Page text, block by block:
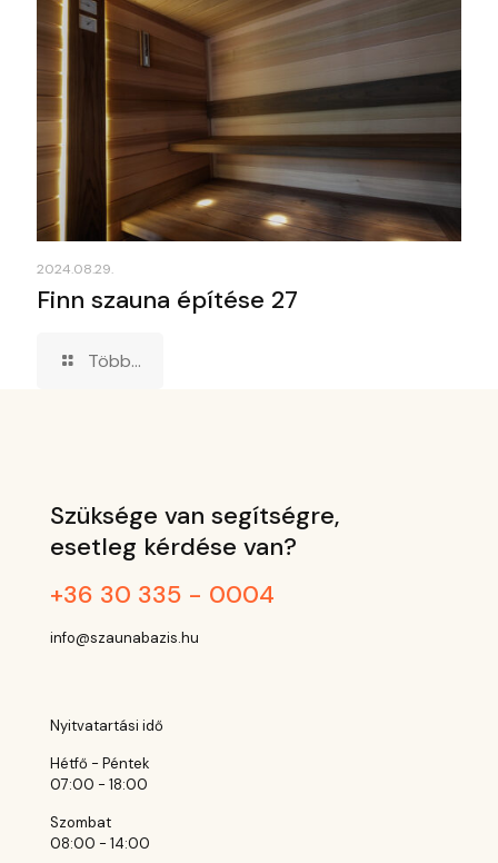
2024.08.29.
Finn szauna építése 27
Több...
Szüksége van segítségre,
esetleg kérdése van?
+36 30 335 - 0004
info@szaunabazis.hu
Nyitvatartási idő
Hétfő - Péntek
07:00 - 18:00
Szombat
08:00 - 14:00